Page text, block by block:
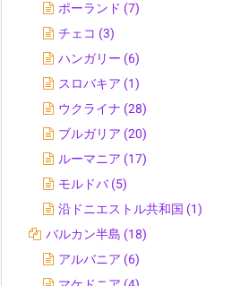
ポーランド (7)
チェコ (3)
ハンガリー (6)
スロバキア (1)
ウクライナ (28)
ブルガリア (20)
ルーマニア (17)
モルドバ(5)
沿ドニエストル共和国 (1)
バルカン半島 (18)
アルバニア (6)